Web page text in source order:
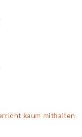
kaum mithalten